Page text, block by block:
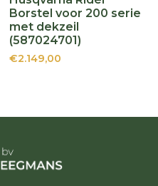
Borstel voor 200 serie
met dekzeil
(587024701)
€2.149,00